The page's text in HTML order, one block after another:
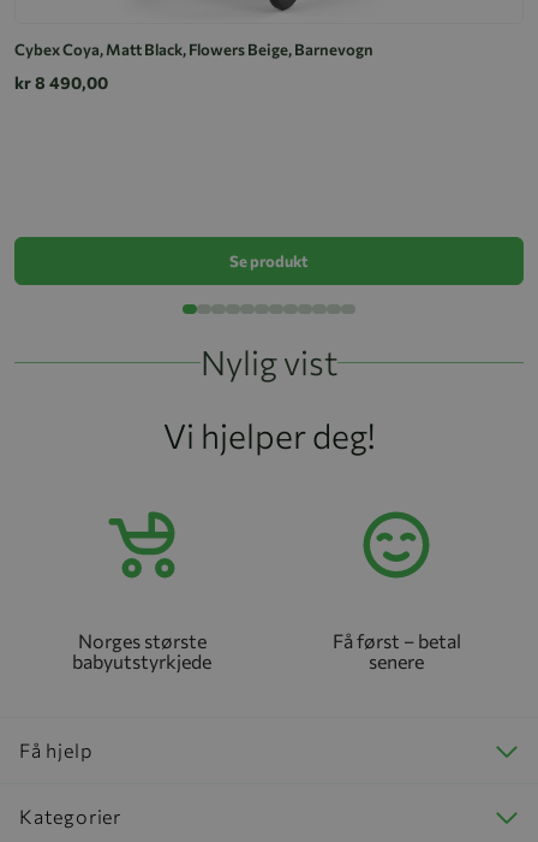
Cybex Coya, Matt Black, Flowers Beige, Barnevogn
kr 8 490,00
Se produkt
Nylig vist
Vi hjelper deg!
Norges største
babyutstyrkjede
Få først – betal
senere
Få hjelp
Kategorier